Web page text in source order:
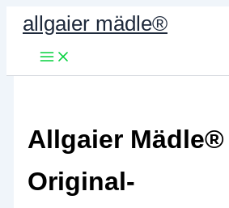
Zum
Inhalt
springen
allgaier mädle®
Allgaier Mädle®
Original-